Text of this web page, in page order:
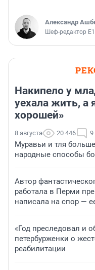
Александр
Шеф-редактор
Накипело у
уехала жить, а
хорошей»
8 августа 20 446 9
Муравьи и тля
народные способы
Автор
работала в Перми
написала на спор —
«Год преследовал и
петербурженки о
реабилитации